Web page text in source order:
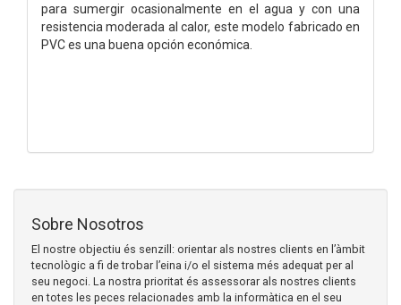
para sumergir ocasionalmente en el aguay con una
resistencia moderada al calor, este modelo fabricado en
PVC es una buena opción económica.
Sobre Nosotros
El nostre objectiu és senzill: orientar als nostres clients en l’àmbit
tecnològic a fi de trobar l’eina i/o el sistema més adequat per al
seu negoci. La nostra prioritat és assessorar als nostres clients
en totes les peces relacionades amb la informàtica en el seu